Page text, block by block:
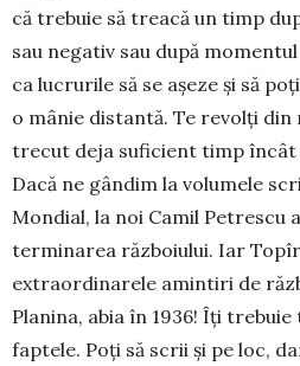
că trebuie să treacă un timp
sau negativ sau după
ca lucrurile să se așeze și să
o mânie distantă. Te revolți din
trecut deja suficient timp încât
Dacă ne gândim la volumele
Mondial, la noi Camil Petrescu
terminarea războ­iului. Iar
extraordi­na­rele amintiri de
Planina, abia în 1936! Îți
faptele. Poți să scrii și pe loc,